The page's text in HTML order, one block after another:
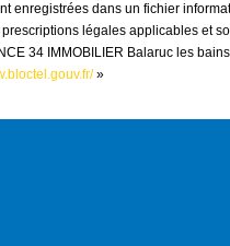
enregistrées dans un fichier
légales applicables et
34 IMMOBILIER Balaruc les
»